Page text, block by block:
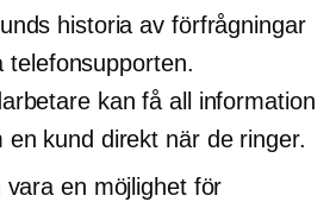
historia av förfrågningar
kan få all information
en kund direkt när de ringer.
en möjlighet för